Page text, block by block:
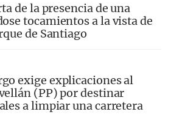
de la presencia de una
tocamientos a la vista de
de Santiago
exige explicaciones al
(PP) por destinar
a limpiar una carretera